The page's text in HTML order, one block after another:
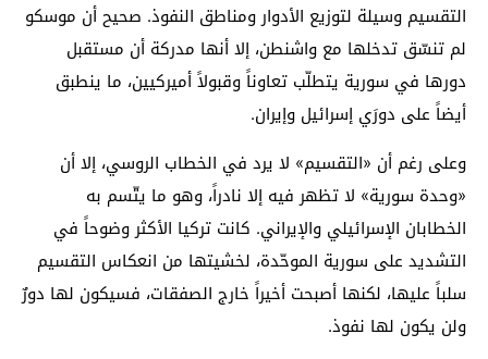
التقسيم وسيلة لتوزيع الأدوار ومناطق النفوذ. صحيح أن موسكو
لم تنسّق تدخلها مع واشنطن، إلا أنها مدركة أن مستقبل
دورها في سورية يتطلّب تعاوناً وقبولاً أميركيين، ما ينطبق
أيضاً على دورَي إسرائيل وإيران.
وعلى رغم أن «التقسيم» لا يرد في الخطاب الروسي، إلا أن
«وحدة سورية» لا تظهر فيه إلا نادراً، وهو ما يتّسم به
الخطابان الإسرائيلي والإيراني. كانت تركيا الأكثر وضوحاً في
التشديد على سورية الموحّدة، لخشيتها من انعكاس التقسيم
سلباً عليها، لكنها أصبحت أخيراً خارج الصفقات، فسيكون لها دورٌ
ولن يكون لها نفوذ.